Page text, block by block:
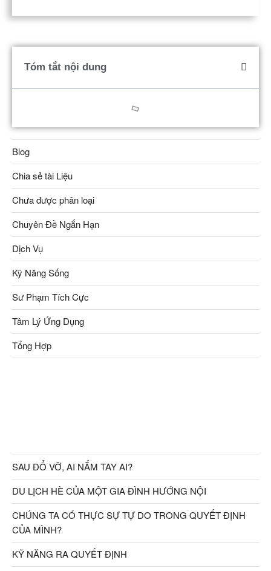
Tóm tắt nội dung
Blog
Chia sẻ tài Liệu
Chưa được phân loại
Chuyên Đề Ngắn Hạn
Dịch Vụ
Kỹ Năng Sống
Sư Phạm Tích Cực
Tâm Lý Ứng Dụng
Tổng Hợp
SAU ĐỔ VỠ, AI NẮM TAY AI?
DU LỊCH HÈ CỦA MỘT GIA ĐÌNH HƯỚNG NỘI
CHÚNG TA CÓ THỰC SỰ TỰ DO TRONG QUYẾT ĐỊNH
CỦA MÌNH?
KỸ NĂNG RA QUYẾT ĐỊNH